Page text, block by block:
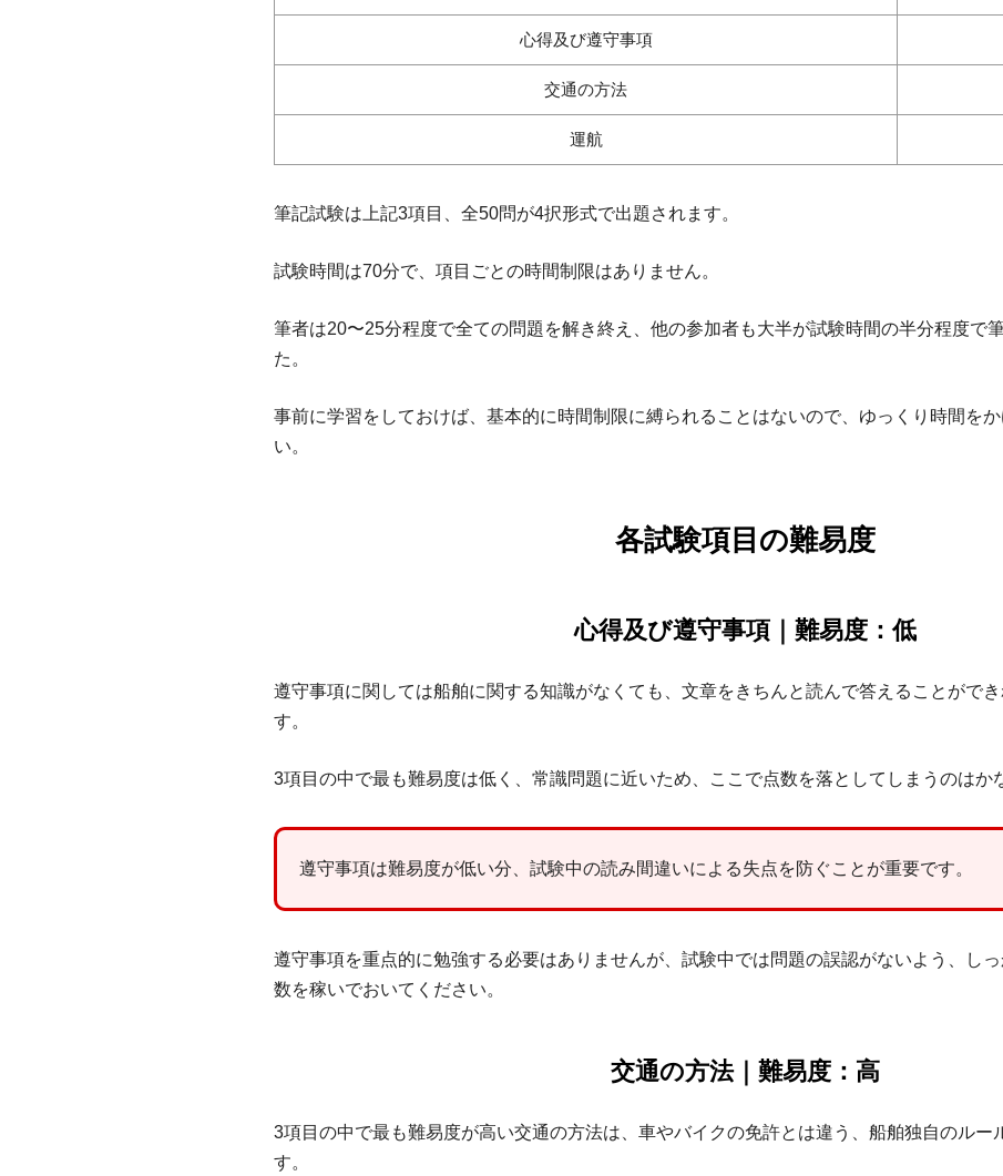
心得及び遵守事項
交通の方法
運航
筆記試験は上記3項目、全50問が4択形式で出題されます。
試験時間は70分で、項目ごとの時間制限はありません。
筆者は20〜25分程度で全ての問題を解き終え、他の参加者も大半が試験時間の半分程度で
た。
事前に学習をしておけば、基本的に時間制限に縛られることはないので、ゆっくり時間を
い。
各試験項目の難易度
心得及び遵守事項｜難易度：低
遵守事項に関しては船舶に関する知識がなくても、文章をきちんと読んで答えることがで
す。
3項目の中で最も難易度は低く、常識問題に近いため、ここで点数を落としてしまうのはか
遵守事項は難易度が低い分、試験中の読み間違いによる失点を防ぐことが重要です。
遵守事項を重点的に勉強する必要はありませんが、試験中では問題の誤認がないよう、し
数を稼いでおいてください。
交通の方法｜難易度：高
3項目の中で最も難易度が高い交通の方法は、車やバイクの免許とは違う、船舶独自のルー
す。